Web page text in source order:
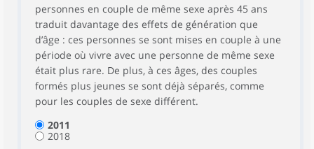
personnes en couple de même sexe après 45 ans
traduit davantage des effets de génération que
d’âge : ces personnes se sont mises en couple à une
période où vivre avec une personne de même sexe
était plus rare. De plus, à ces âges, des couples
formés plus jeunes se sont déjà séparés, comme
pour les couples de sexe différent.
2011
2018